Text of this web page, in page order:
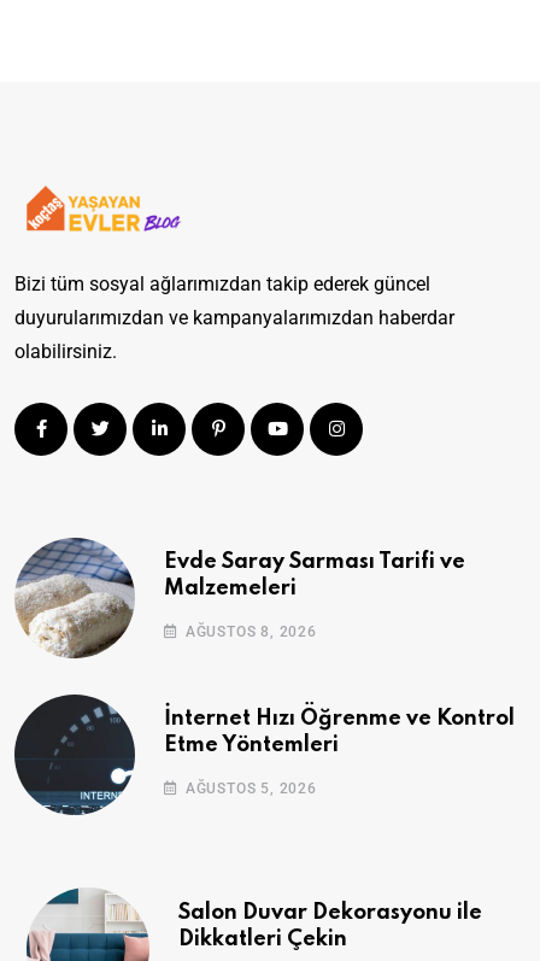
Bizi tüm sosyal ağlarımızdan takip ederek güncel
duyurularımızdan ve kampanyalarımızdan haberdar
olabilirsiniz.
Evde Saray Sarması Tarifi ve
Malzemeleri
AĞUSTOS 8, 2026
İnternet Hızı Öğrenme ve Kontrol
Etme Yöntemleri
AĞUSTOS 5, 2026
Salon Duvar Dekorasyonu ile
Dikkatleri Çekin